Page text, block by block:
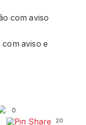
com aviso
aviso e
0
20